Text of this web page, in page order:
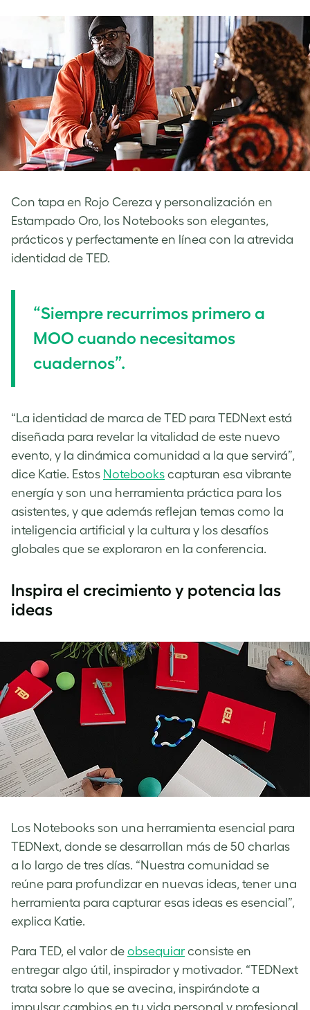
Con tapa en Rojo Cereza y personalización en
Estampado Oro, los Notebooks son elegantes,
prácticos y perfectamente en línea con la atrevida
identidad de TED.
“Siempre recurrimos primero a
MOO cuando necesitamos
cuadernos”.
“La identidad de marca de TED para TEDNext está
diseñada para revelar la vitalidad de este nuevo
evento, y la dinámica comunidad a la que servirá”,
dice Katie. Estos Notebooks capturan esa vibrante
energía y son una herramienta práctica para los
asistentes, y que además reflejan temas como la
inteligencia artificial y la cultura y los desafíos
globales que se exploraron en la conferencia.
Inspira el crecimiento y potencia las
ideas
Los Notebooks son una herramienta esencial para
TEDNext, donde se desarrollan más de 50 charlas
a lo largo de tres días. “Nuestra comunidad se
reúne para profundizar en nuevas ideas, tener una
herramienta para capturar esas ideas es esencial”,
explica Katie.
Para TED, el valor de obsequiar consiste en
entregar algo útil, inspirador y motivador. “TEDNext
trata sobre lo que se avecina, inspirándote a
impulsar cambios en tu vida personal y profesional